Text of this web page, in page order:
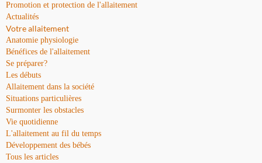
Promotion et protection de l'allaitement
Actualités
Votre allaitement
Anatomie physiologie
Bénéfices de l'allaitement
Se préparer?
Les débuts
Allaitement dans la société
Situations particulières
Surmonter les obstacles
Vie quotidienne
L'allaitement au fil du temps
Développement des bébés
Tous les articles